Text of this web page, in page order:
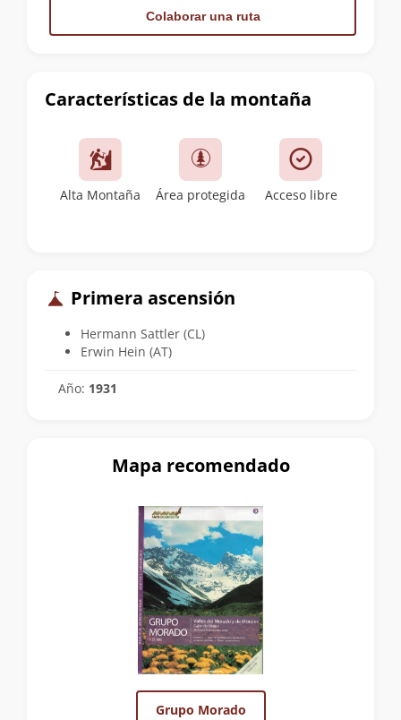
Características de la montaña
Alta Montaña Área protegida Acceso libre
Primera ascensión
Hermann Sattler (CL)
Erwin Hein (AT)
Año: 1931
Colaborar una ruta
Mapa recomendado
Grupo Morado